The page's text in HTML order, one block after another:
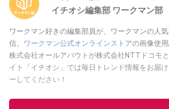
イチオシ編集部 ワークマン部
ワークマン好きの編集部員が、ワークマンの人
信。 ワークマン公式オンラインストアの画像使
株式会社オールアバウトが株式会社NTTドコモ
イト「イチオシ」では毎日トレンド情報をお届け
ー してください！
このイチオ